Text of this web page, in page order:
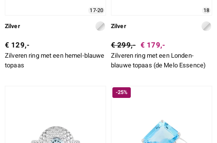
17-20
Zilver
€ 129,-
Zilveren ring met een hemel-blauwe
topaas
18
Zilver
€ 299,- € 179,-
Zilveren ring met een Londen-
blauwe topaas (de Melo Essence)
-25%